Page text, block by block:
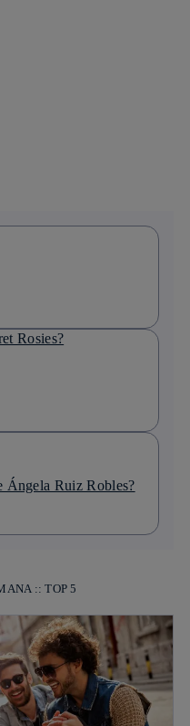
Rosies?
Ángela Ruiz Robles?
:: TOP 5